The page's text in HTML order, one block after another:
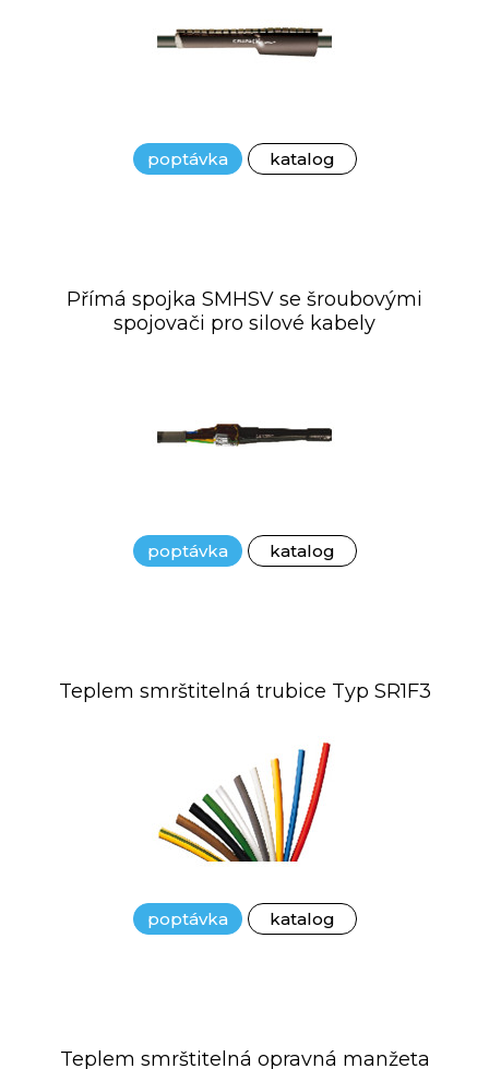
poptávka katalog
Přímá spojka SMHSV se šroubovými
spojovači pro silové kabely
poptávka katalog
Teplem smrštitelná trubice Typ SR1F3
poptávka katalog
Teplem smrštitelná opravná manžeta